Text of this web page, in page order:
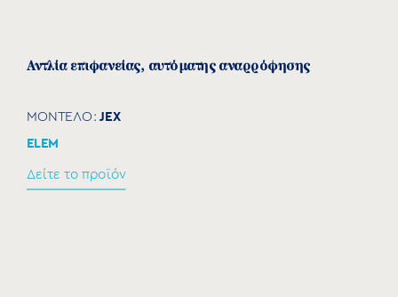
Αντλία επιφανείας, αυτόματης αναρρόφησης
ΜΟΝΤΕΛΟ:JEX
ELEM
Δείτε το προϊόν